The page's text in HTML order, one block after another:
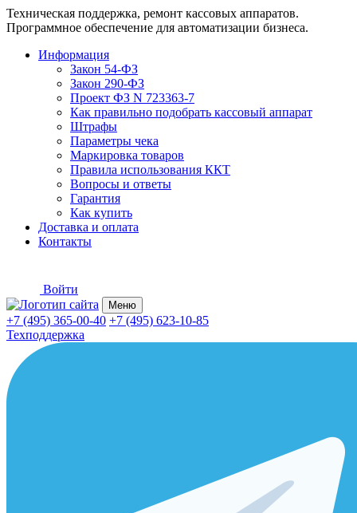
Техническая поддержка, ремонт кассовых аппаратов.
Программное обеспечение для автоматизации бизнеса.
Информация
Закон 54-ФЗ
Закон 290-ФЗ
Проект ФЗ N 723363-7
Как правильно подобрать кассовый аппарат
Штрафы
Параметры чека
Маркировка товаров
Правила использования ККТ
Вопросы и ответы
Гарантия
Как купить
Доставка и оплата
Контакты
Войти
Меню
+7 (495) 365-00-40 +7 (495) 623-10-85
Техподдержка